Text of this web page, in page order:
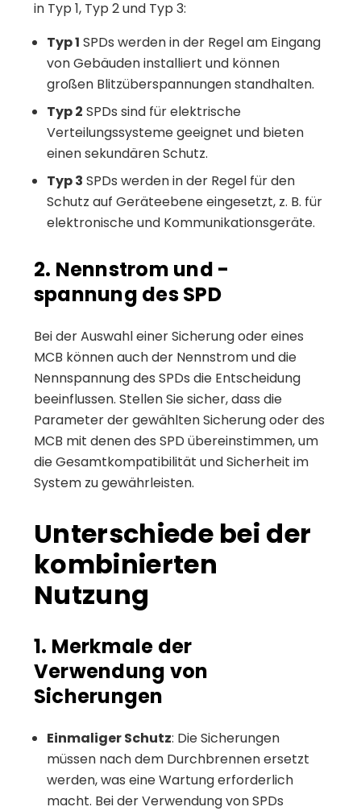
in Typ 1, Typ 2 und Typ 3:
Typ 1 SPDs werden in der Regel am Eingang
von Gebäuden installiert und können
großen Blitzüberspannungen standhalten.
Typ 2 SPDs sind für elektrische
Verteilungssysteme geeignet und bieten
einen sekundären Schutz.
Typ 3 SPDs werden in der Regel für den
Schutz auf Geräteebene eingesetzt, z. B. für
elektronische und Kommunikationsgeräte.
2. Nennstrom und -
spannung des SPD
Bei der Auswahl einer Sicherung oder eines
MCB können auch der Nennstrom und die
Nennspannung des SPDs die Entscheidung
beeinflussen. Stellen Sie sicher, dass die
Parameter der gewählten Sicherung oder des
MCB mit denen des SPD übereinstimmen, um
die Gesamtkompatibilität und Sicherheit im
System zu gewährleisten.
Unterschiede bei der
kombinierten
Nutzung
1. Merkmale der
Verwendung von
Sicherungen
Einmaliger Schutz: Die Sicherungen
müssen nach dem Durchbrennen ersetzt
werden, was eine Wartung erforderlich
macht. Bei der Verwendung von SPDs